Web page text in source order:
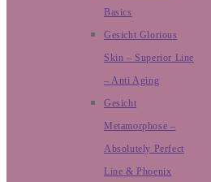
Basics
Gesicht Glorious
Skin – Superior Line
– Anti Aging
Gesicht
Metamorphose –
Absolutely Perfect
Line & Phoenix